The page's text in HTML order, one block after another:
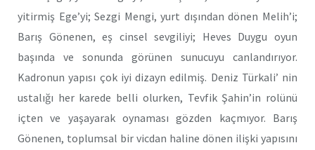
yitirmiş Ege’yi; Sezgi Mengi, yurt dışından dönen Melih’i;
Barış Gönenen, eş cinsel sevgiliyi; Heves Duygu oyun
başında ve sonunda görünen sunucuyu canlandırıyor.
Kadronun yapısı çok iyi dizayn edilmiş. Deniz Türkali’ nin
ustalığı her karede belli olurken, Tevfik Şahin’in rolünü
içten ve yaşayarak oynaması gözden kaçmıyor. Barış
Gönenen, toplumsal bir vicdan haline dönen ilişki yapısını